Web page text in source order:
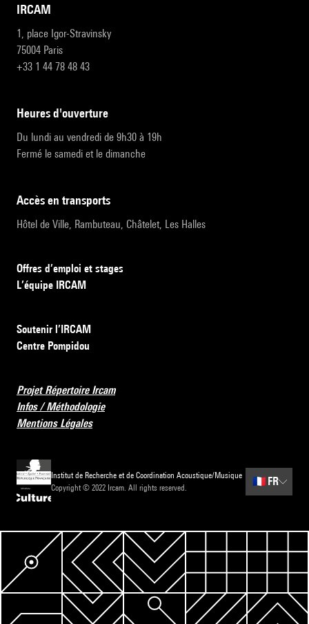
IRCAM
1, place Igor-Stravinsky
75004 Paris
+33 1 44 78 48 43
heures d'ouverture
Du lundi au vendredi de 9h30 à 19h
Fermé le samedi et le dimanche
accès en transports
Hôtel de Ville, Rambuteau, Châtelet, Les Halles
Offres d’emploi et stages
L’équipe IRCAM
Soutenir l’IRCAM
Centre Pompidou
Projet Répertoire Ircam
Infos / Méthodologie
Mentions Légales
Institut de Recherche et de Coordination Acoustique/Musique
Copyright © 2022 Ircam. All rights reserved.
🇫🇷 FR